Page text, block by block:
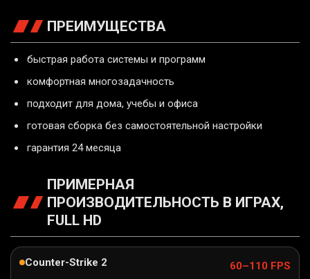
ПРЕИМУЩЕСТВА
быстрая работа системы и программ
комфортная многозадачность
подходит для дома, учебы и офиса
готовая сборка без самостоятельной настройки
гарантия 24 месяца
ПРИМЕРНАЯ
ПРОИЗВОДИТЕЛЬНОСТЬ В ИГРАХ,
FULL HD
Counter-Strike 2 60–110 FPS